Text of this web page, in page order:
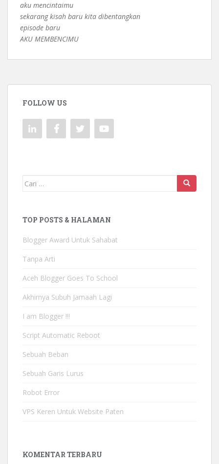
aku mencintaimu
sekarang kisah baru kita dibentangkan
episode baru
AKU MEMBENCIMU
FOLLOW US
Mencari:
TOP POSTS & HALAMAN
Blogger Award Untuk Sahabat
Tanpa Arti
Aceh Blogger Goes To School
Akhirnya Subuh Jamaah Lagi
I am Blogger !!!
Script Automatic Reboot
Sebuah Beban
Sebuah Garis Lurus
Robot Error
VPS Keren Untuk Website Paten
KOMENTAR TERBARU